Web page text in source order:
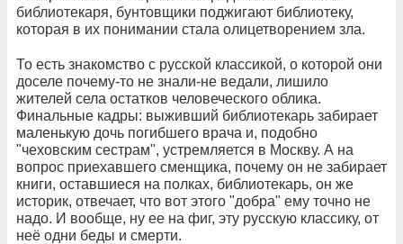
библиотекаря, бунтовщики поджигают библиотеку,
которая в их понимании стала олицетворением зла.
То есть знакомство с русской классикой, о которой они
доселе почему-то не знали-не ведали, лишило
жителей села остатков человеческого облика.
Финальные кадры: выживший библиотекарь забирает
маленькую дочь погибшего врача и, подобно
"чеховским сестрам", устремляется в Москву. А на
вопрос приехавшего сменщика, почему он не забирает
книги, оставшиеся на полках, библиотекарь, он же
историк, отвечает, что вот этого "добра" ему точно не
надо. И вообще, ну ее на фиг, эту русскую классику, от
неё одни беды и смерти.